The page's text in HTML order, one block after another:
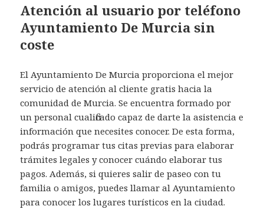
Atención al usuario por teléfono
Ayuntamiento De Murcia sin
coste
El Ayuntamiento De Murcia proporciona el mejor
servicio de atención al cliente gratis hacia la
comunidad de Murcia. Se encuentra formado por
un personal cualificado capaz de darte la asistencia e
información que necesites conocer. De esta forma,
podrás programar tus citas previas para elaborar
trámites legales y conocer cuándo elaborar tus
pagos. Además, si quieres salir de paseo con tu
familia o amigos, puedes llamar al Ayuntamiento
para conocer los lugares turísticos en la ciudad.